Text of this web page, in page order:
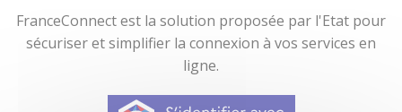
FranceConnect est la solution proposée par l'Etat pour
sécuriser et simplifier la connexion à vos services en
ligne.